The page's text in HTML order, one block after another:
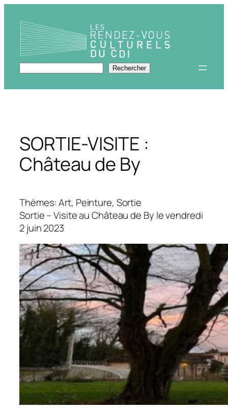
contenu
Rechercher Rechercher
SORTIE-VISITE :
Château de By
Thèmes: Art, Peinture, Sortie
Sortie – Visite au Château de By le vendredi
2 juin 2023